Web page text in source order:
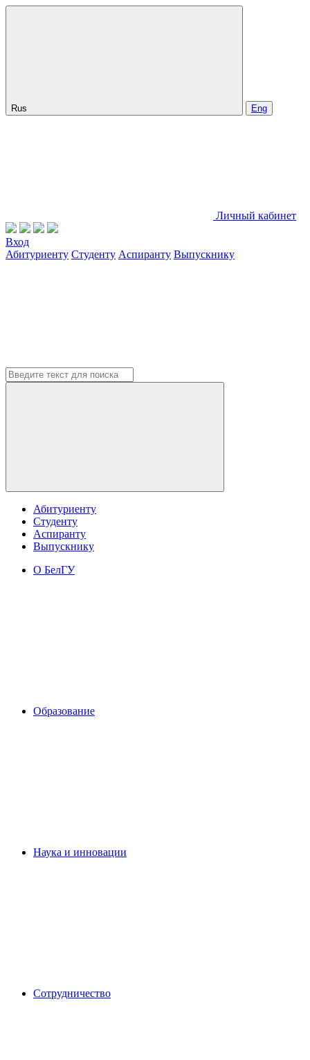
Rus Eng
Личный кабинет
Вход
Абитуриенту Студенту Аспиранту Выпускнику
Абитуриенту
Студенту
Аспиранту
Выпускнику
О БелГУ
Образование
Наука и инновации
Сотрудничество